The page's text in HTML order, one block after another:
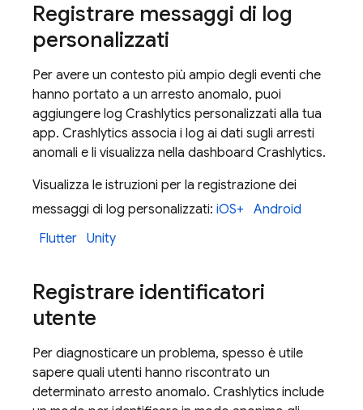
Registrare messaggi di log
personalizzati
Per avere un contesto più ampio degli eventi che
hanno portato a un arresto anomalo, puoi
aggiungere log Crashlytics personalizzati alla tua
app. Crashlytics associa i log ai dati sugli arresti
anomali e li visualizza nella dashboard Crashlytics.
Visualizza le istruzioni per la registrazione dei
messaggi di log personalizzati: iOS+
Android
Flutter Unity
Registrare identificatori
utente
Per diagnosticare un problema, spesso è utile
sapere quali utenti hanno riscontrato un
determinato arresto anomalo. Crashlytics include